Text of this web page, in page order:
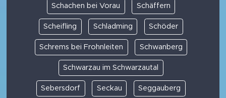
Schachen bei Vorau Schäffern
Scheifling Schladming Schöder
Schrems bei Frohnleiten Schwanberg
Schwarzau im Schwarzautal
Sebersdorf Seckau Seggauberg